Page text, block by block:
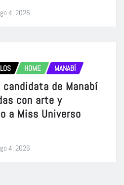
4, 2026
HOME MANABÍ
candidata de Manabí
con arte y
a Miss Universo
4, 2026